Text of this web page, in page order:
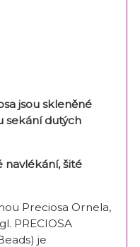
jsou skleněné
sekání dutých
navlékání, šité
Preciosa Ornela,
PRECIOSA
je